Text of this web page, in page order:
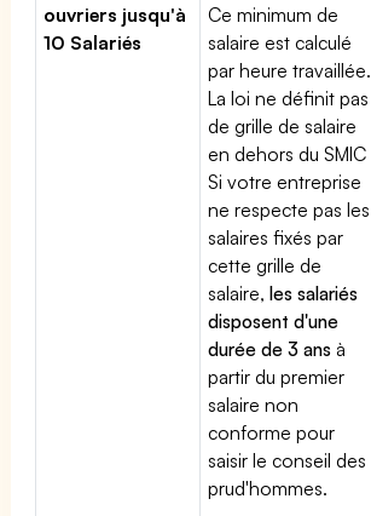
ouvriers jusqu'à
10 Salariés
Ce minimum de
salaire est calculé
par heure travaillée.
La loi ne définit pas
de grille de salaire
en dehors du SMIC
Si votre entreprise
ne respecte pas les
salaires fixés par
cette grille de
salaire,les salariés
disposent d'une
durée de 3 ans à
partir du premier
salaire non
conforme pour
saisir le conseil des
prud'hommes.